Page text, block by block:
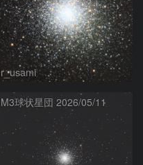
r_usami
M3球状星団 2026/05/11